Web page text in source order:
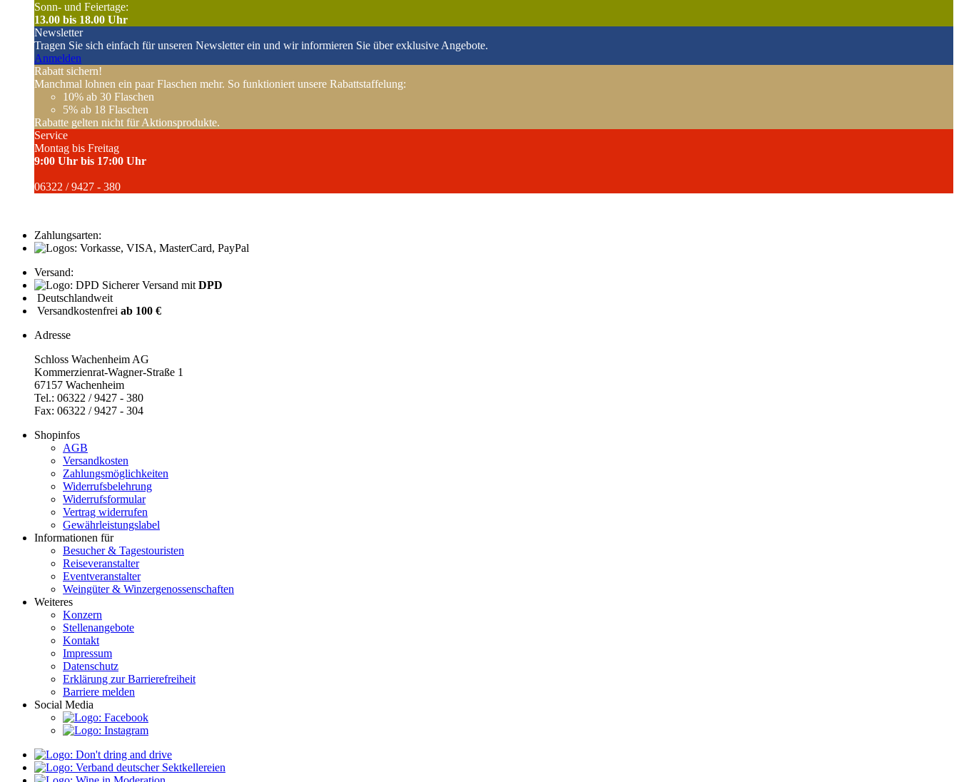
Sonn- und Feiertage:
13.00 bis 18.00 Uhr
Newsletter
Tragen Sie sich einfach für unseren Newsletter ein und wir informieren Sie über exklusive Angebote.
Anmelden
Rabatt sichern!
Manchmal lohnen ein paar Flaschen mehr. So funktioniert unsere Rabattstaffelung:
10% ab 30 Flaschen
5% ab 18 Flaschen
Rabatte gelten nicht für Aktionsprodukte.
Service
Montag bis Freitag
9:00 Uhr bis 17:00 Uhr
06322 / 9427 - 380
Zahlungsarten:
Versand:
Sicherer Versand mit DPD
Deutschlandweit
Versandkostenfrei ab 100 €
Adresse
Schloss Wachenheim AG
Kommerzienrat-Wagner-Straße 1
67157 Wachenheim
Tel.: 06322 / 9427 - 380
Fax: 06322 / 9427 - 304
Shopinfos
AGB
Versandkosten
Zahlungsmöglichkeiten
Widerrufsbelehrung
Widerrufsformular
Vertrag widerrufen
Gewährleistungslabel
Informationen für
Besucher & Tagestouristen
Reiseveranstalter
Eventveranstalter
Weingüter & Winzergenossenschaften
Weiteres
Konzern
Stellenangebote
Kontakt
Impressum
Datenschutz
Erklärung zur Barrierefreiheit
Barriere melden
Social Media